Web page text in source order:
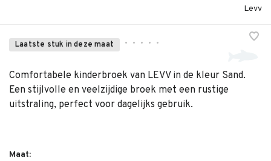
Levv
Laatste stuk in deze maat • • • • •
Comfortabele kinderbroek van LEVV in de kleur Sand.
Een stijlvolle en veelzijdige broek met een rustige
uitstraling, perfect voor dagelijks gebruik.
Maat: